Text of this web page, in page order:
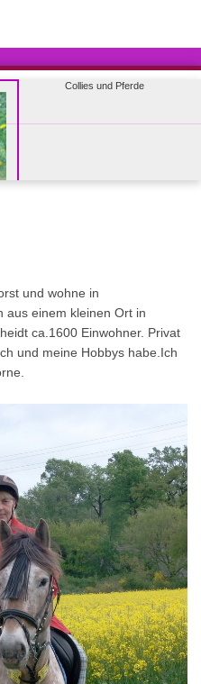
Collies und Pferde
und wohne in
aus einem kleinen Ort in
ca.1600 Einwohner. Privat
und meine Hobbys habe.Ich